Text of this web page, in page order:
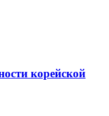
корейской